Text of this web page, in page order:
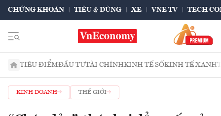
CHỨNG KHOÁN TIÊU & DÙNG XE VNE TV TECH
TIÊU ĐIỂMĐẦU TƯTÀI CHÍNHKINH TẾ SỐKINH TẾ XANH
KINH DOANH THẾ GIỚI